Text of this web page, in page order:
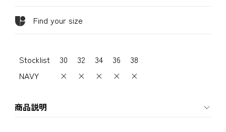
Find your size
Stocklist 30 32 34 36
38
NAVY
× × × × ×
商品説明